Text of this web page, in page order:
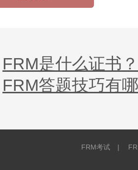
FRM是什么证书
FRM答题技巧有
FRM考试 |